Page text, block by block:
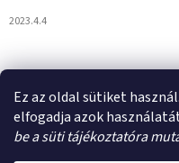
Ez az oldal sütiket
elfogadja azok
be a süti tájékoztatóra
2023.4.4